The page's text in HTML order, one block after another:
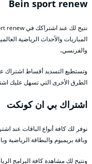
Bein sport renew
المباريات والأحداث الرياضية
والفرنسي،
وتستطيع التسديد أقساط اشتراك
الطرق الأخرى التي تسهل عليك
اشتراك بي ان كونكت
نوفر لك كافة أنواع الباقات عند
وباقة بريميوم والبطاقة الرياضية
ونتيح لك مشاهدة كافة البرامج